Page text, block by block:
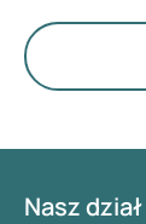
podkreśla
Nasz